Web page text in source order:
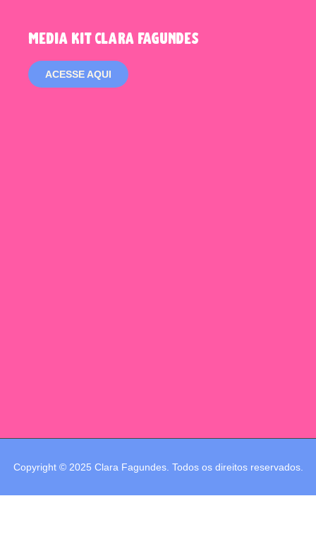
media kit clara fagundes
ACESSE AQUI
Copyright © 2025 Clara Fagundes. Todos os direitos reservados.